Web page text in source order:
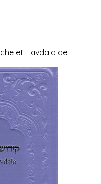
et Havdala de